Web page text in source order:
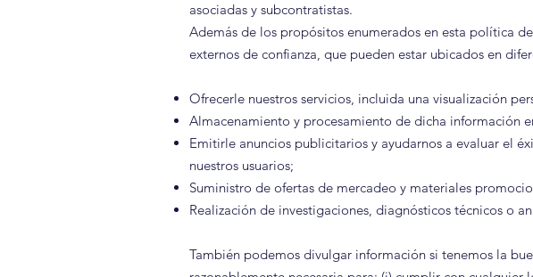
asociadas y subcontratistas.
Además de los propósitos enumerados en esta política
externos de confianza, que pueden estar ubicados en
Ofrecerle nuestros servicios, incluida una visualización
Almacenamiento y procesamiento de dicha información
Emitirle anuncios publicitarios y ayudarnos a evaluar el
nuestros usuarios;
Suministro de ofertas de mercadeo y materiales
Realización de investigaciones, diagnósticos técnicos o
También podemos divulgar información si tenemos la